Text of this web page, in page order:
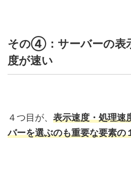
その④：サーバーの表
度が速い
４つ目が、 表示速度・処理速
バーを選ぶのも重要な要素の